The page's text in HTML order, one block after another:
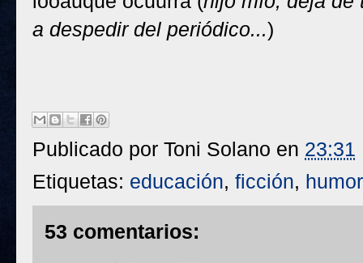
a despedir del periódico...)
Publicado por Toni Solano en 23:31
Etiquetas: educación, ficción, humor
53 comentarios: